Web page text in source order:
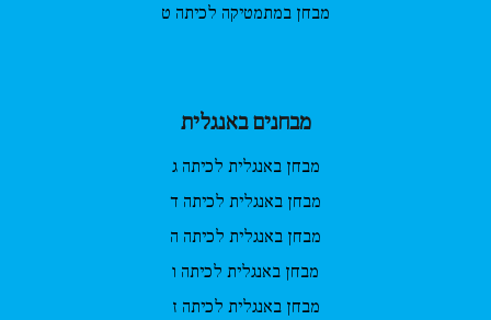
מבחן במתמטיקה לכיתה ט
מבחנים באנגלית
מבחן באנגלית לכיתה ג
מבחן באנגלית לכיתה ד
מבחן באנגלית לכיתה ה
מבחן באנגלית לכיתה ו
מבחן באנגלית לכיתה ז